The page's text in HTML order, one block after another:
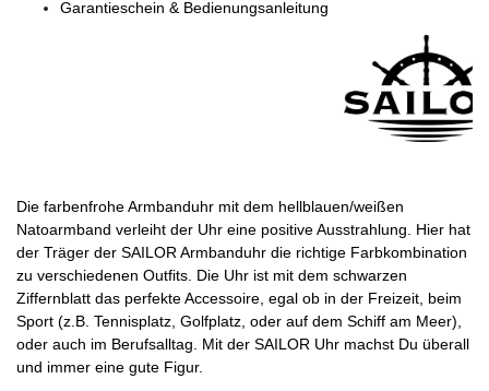
Garantieschein & Bedienungsanleitung
Die farbenfrohe Armbanduhr mit dem hellblauen/weißen
Natoarmband verleiht der Uhr eine positive Ausstrahlung. Hier hat
der Träger der SAILOR Armbanduhr die richtige Farbkombination
zu verschiedenen Outfits. Die Uhr ist mit dem schwarzen
Ziffernblatt das perfekte Accessoire, egal ob in der Freizeit, beim
Sport (z.B. Tennisplatz, Golfplatz, oder auf dem Schiff am Meer),
oder auch im Berufsalltag. Mit der SAILOR Uhr machst Du überall
und immer eine gute Figur.